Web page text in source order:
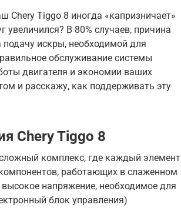
Tiggo 8 иногда «капризничает»
увеличился? В 80% случаев, причина
подачу искры, необходимой для
обслуживание системы
двигателя и экономии ваших
и расскажу, как поддерживать эту
Chery Tiggo 8
комплекс, где каждый элемент
работающих в слаженном
напряжение, необходимое для
блок управления)